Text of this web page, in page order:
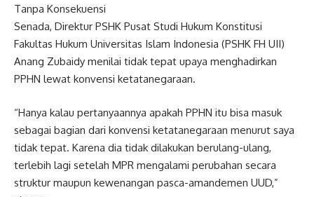
Tanpa Konsekuensi
Senada, Direktur PSHK Pusat Studi Hukum Konstitusi
Fakultas Hukum Universitas Islam Indonesia (PSHK FH UII)
Anang Zubaidy menilai tidak tepat upaya menghadirkan
PPHN lewat konvensi ketatanegaraan.
“Hanya kalau pertanyaannya apakah PPHN itu bisa masuk
sebagai bagian dari konvensi ketatanegaraan menurut saya
tidak tepat. Karena dia tidak dilakukan berulang-ulang,
terlebih lagi setelah MPR mengalami perubahan secara
struktur maupun kewenangan pasca-amandemen UUD,”